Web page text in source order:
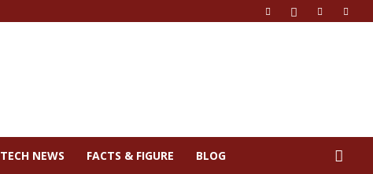
TECH NEWS FACTS & FIGURE BLOG